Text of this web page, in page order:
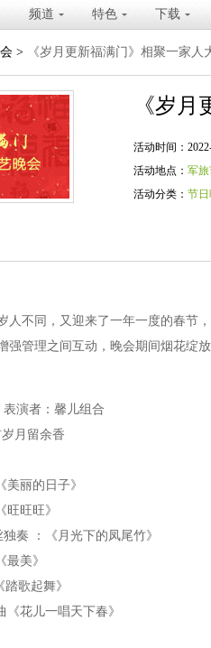
频道 特色 下载
> 《岁月更新福满门》相聚一家人
《岁
活动时间：
活动地点： 军
活动分类： 节
人不同，又迎来了一年一度的春节
强管理之间互动，晚会期间烟花绽
演者：馨儿组合
月留余香
丽的日子》
旺旺》
奏 ：《月光下的凤尾竹》
美》
歌起舞》
花儿一唱天下春》
属于中国》